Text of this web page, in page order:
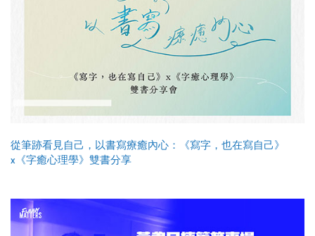
從筆跡看見自己，以書寫療癒內心：《寫字，也在寫自己》
x《字癒心理學》雙書分享